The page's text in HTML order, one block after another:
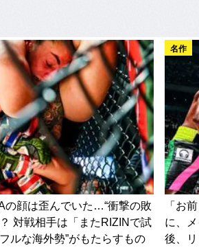
の顔は歪んでいた…“衝撃の敗
対戦相手は「またRIZINで試
ルな海外勢”がもたらすもの
名作
「お
に、
後、